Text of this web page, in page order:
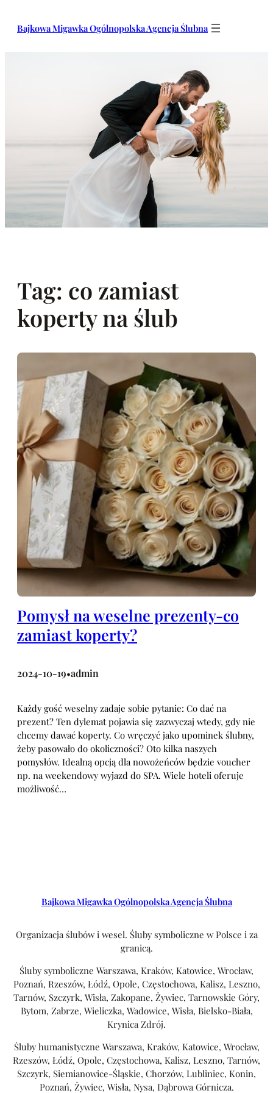
Bajkowa Migawka Ogólnopolska Agencja Ślubna
Tag: co zamiast
koperty na ślub
Pomysł na weselne prezenty-co
zamiast koperty?
2024-10-19•admin
Każdy gość weselny zadaje sobie pytanie: Co dać na
prezent? Ten dylemat pojawia się zazwyczaj wtedy, gdy nie
chcemy dawać koperty. Co wręczyć jako upominek ślubny,
żeby pasowało do okoliczności? Oto kilka naszych
pomysłów. Idealną opcją dla nowożeńców będzie voucher
np. na weekendowy wyjazd do SPA. Wiele hoteli oferuje
możliwość…
Bajkowa Migawka Ogólnopolska Agencja Ślubna
Organizacja ślubów i wesel. Śluby symboliczne w Polsce i za
granicą.
Śluby symboliczne Warszawa, Kraków, Katowice, Wrocław,
Poznań, Rzeszów, Łódź, Opole, Częstochowa, Kalisz, Leszno,
Tarnów, Szczyrk, Wisła, Zakopane, Żywiec, Tarnowskie Góry,
Bytom, Zabrze, Wieliczka, Wadowice, Wisła, Bielsko-Biała,
Krynica Zdrój.
Śluby humanistyczne Warszawa, Kraków, Katowice, Wrocław,
Rzeszów, Łódź, Opole, Częstochowa, Kalisz, Leszno, Tarnów,
Szczyrk, Siemianowice-Śląskie, Chorzów, Lubliniec, Konin,
Poznań, Żywiec, Wisła, Nysa, Dąbrowa Górnicza.